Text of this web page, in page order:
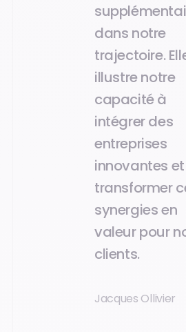
dans notre
trajectoire.
illustre notre
capacité à
intégrer des
entreprises
innovantes
transformer
synergies en
valeur pour
clients.
Jacques Ollivier